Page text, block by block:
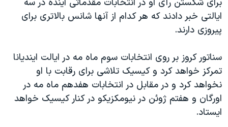
همایش محافظه‌کاران آمریکا «سی‌پک»
صفحه‌های ویژه
سفر پرزیدنت ترامپ به چین
برای شکستن رأی او در انتخابات مقدماتی آینده در سه
ایالتی خبر دادند که هر کدام از آنها شانس بالاتری برای
پیروزی دارند.
سناتور کروز بر روی انتخابات سوم ماه مه در ایالت ایندیانا
تمرکز خواهد کرد و کیسیک تلاشی برای رقابت با او
نخواهد کرد و در مقابل در انتخابات هفدهم ماه مه در
اورگان و هفتم ژوئن در نیومکزیکو در کنار کیسیک خواهد
ایستاد.